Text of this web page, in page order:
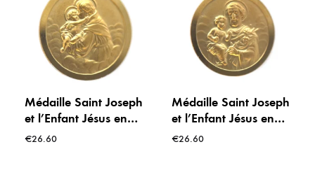
Médaille Saint Joseph
et l’Enfant Jésus en
plaqué or – 16 mm
€26.60
Médaille Saint Joseph
et l’Enfant Jésus en
plaqué or – 16 mm
€26.60